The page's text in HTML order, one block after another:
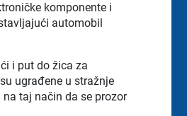
komponente i
automobil
i put do žica za
ugrađene u stražnje
na taj način da se prozor